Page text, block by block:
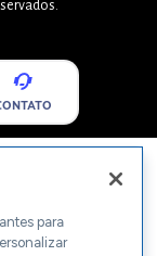
para